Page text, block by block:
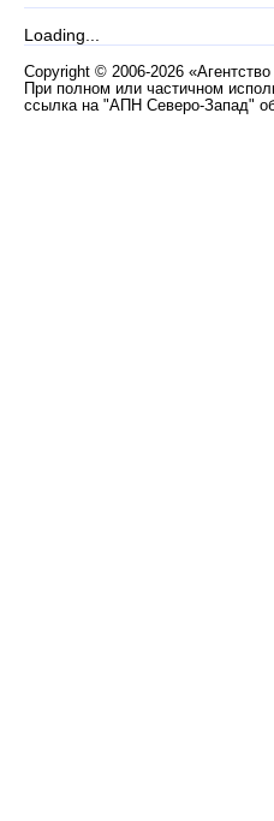
Loading...
Copyright © 2006-2026
При полном или частичном
ссылка на "АПН Северо-Запад"